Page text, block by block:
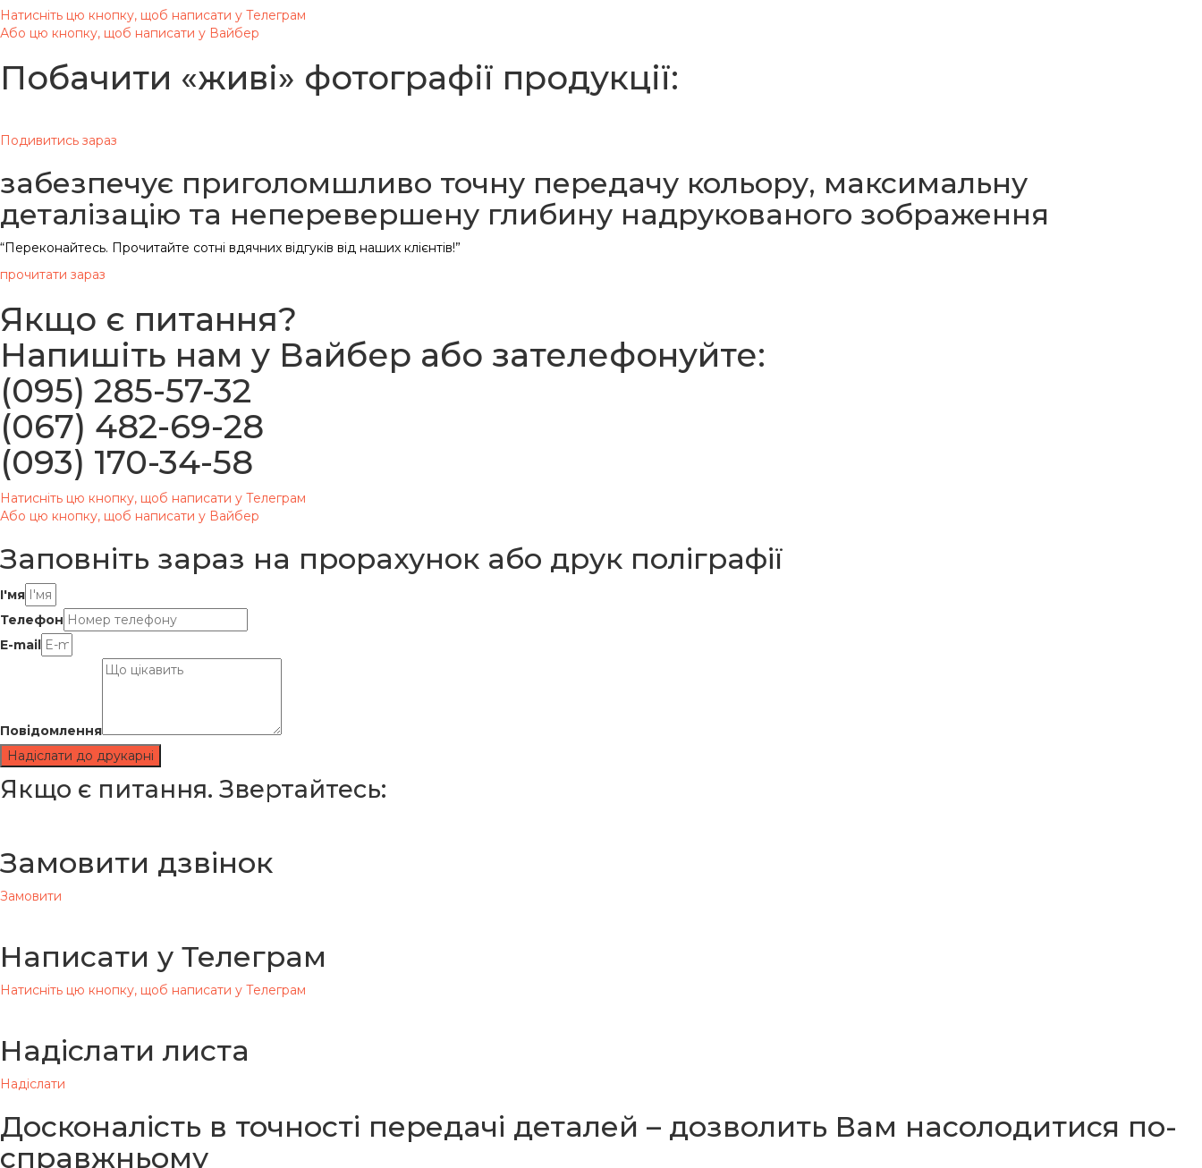
Натисніть цю кнопку, щоб написати у Телеграм
Або цю кнопку, щоб написати у Вайбер
Побачити «живі» фотографії продукції:
Подивитись зараз
забезпечує приголомшливо точну передачу кольору, максимальну
деталізацію та неперевершену глибину надрукованого зображення
“Переконайтесь. Прочитайте сотні вдячних відгуків від наших клієнтів!”
прочитати зараз
Якщо є питання?
Напишіть нам у Вайбер або зателефонуйте:
(095) 285-57-32
(067) 482-69-28
(093) 170-34-58
Натисніть цю кнопку, щоб написати у Телеграм
Або цю кнопку, щоб написати у Вайбер
Заповніть зараз на прорахунок або друк поліграфії
І'мя
Телефон
E-mail
Повідомлення
Надіслати до друкарні
Якщо є питання. Звертайтесь:
Замовити дзвінок
Замовити
Написати у Телеграм
Натисніть цю кнопку, щоб написати у Телеграм
Надіслати листа
Надіслати
Досконалість в точності передачі деталей – дозволить Вам насолодитися по-
справжньому